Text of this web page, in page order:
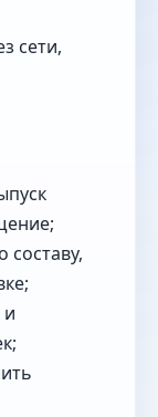
сети,
составу,
и